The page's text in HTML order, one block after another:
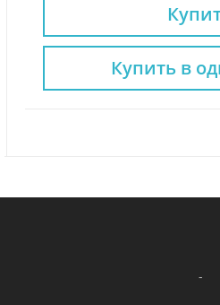
Купить в
-